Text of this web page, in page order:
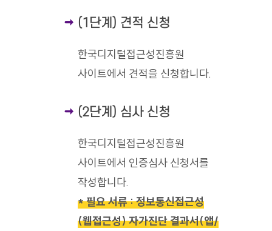
(1단계) 견적 신청
한국디지털접근성진흥원
사이트에서 견적을 신청합니다.
(2단계) 심사 신청
한국디지털접근성진흥원
사이트에서 인증심사 신청서를
작성합니다.
* 필요 서류 : 정보통신접근성
(웹접근성) 자가진단 결과서(앱/